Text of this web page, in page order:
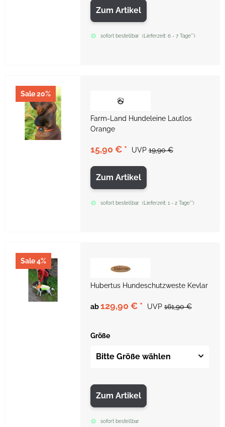
Zum Artikel
sofort bestellbar ( Lieferzeit:6 - 7 Tage**)
Sale 20%
Farm-Land Hundeleine Lautlos
Orange
15,90 € * UVP 19,90 €
Zum Artikel
sofort bestellbar ( Lieferzeit:1 - 2 Tage**)
Sale 4%
Hubertus Hundeschutzweste Kevlar
ab129,90 € * UVP 161,90 €
Größe
Bitte Größe wählen
Zum Artikel
sofort bestellbar